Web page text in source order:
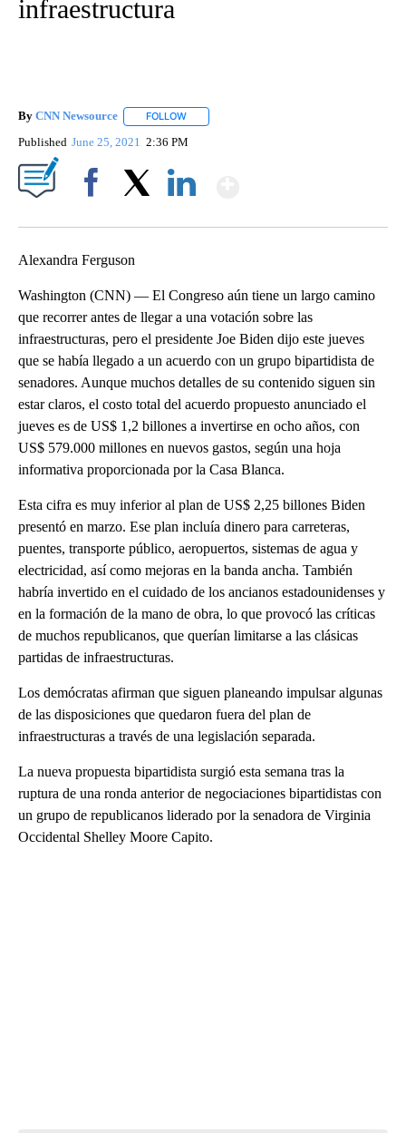
infraestructura
By CNN Newsource FOLLOW
Published June 25, 2021 2:36 PM
Alexandra Ferguson
Washington (CNN) — El Congreso aún tiene un largo camino
que recorrer antes de llegar a una votación sobre las
infraestructuras, pero el presidente Joe Biden dijo este jueves
que se había llegado a un acuerdo con un grupo bipartidista de
senadores. Aunque muchos detalles de su contenido siguen sin
estar claros, el costo total del acuerdo propuesto anunciado el
jueves es de US$ 1,2 billones a invertirse en ocho años, con
US$ 579.000 millones en nuevos gastos, según una hoja
informativa proporcionada por la Casa Blanca.
Esta cifra es muy inferior al plan de US$ 2,25 billones Biden
presentó en marzo. Ese plan incluía dinero para carreteras,
puentes, transporte público, aeropuertos, sistemas de agua y
electricidad, así como mejoras en la banda ancha. También
habría invertido en el cuidado de los ancianos estadounidenses y
en la formación de la mano de obra, lo que provocó las críticas
de muchos republicanos, que querían limitarse a las clásicas
partidas de infraestructuras.
Los demócratas afirman que siguen planeando impulsar algunas
de las disposiciones que quedaron fuera del plan de
infraestructuras a través de una legislación separada.
La nueva propuesta bipartidista surgió esta semana tras la
ruptura de una ronda anterior de negociaciones bipartidistas con
un grupo de republicanos liderado por la senadora de Virginia
Occidental Shelley Moore Capito.